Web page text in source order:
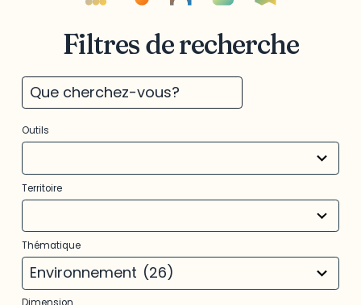
Filtres de recherche
Outils
3
results
Territoire
22
results
Thématique
Environnement (26)
13
results
available
14